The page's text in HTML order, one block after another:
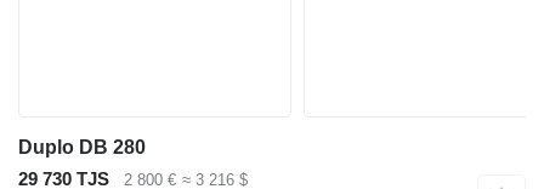
Duplo DB 280
29 730 TJS
2 800 € ≈ 3 216 $